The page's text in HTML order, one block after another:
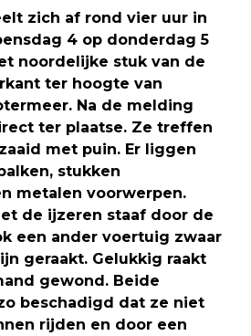
zich af rond vier uur in
4 op donderdag 5
noordelijke stuk van de
ter hoogte van
Na de melding
ter plaatse. Ze treffen
met puin. Er liggen
stukken
metalen voorwerpen.
de ijzeren staaf door de
een ander voertuig zwaar
geraakt. Gelukkig raakt
gewond. Beide
beschadigd dat ze niet
rijden en door een